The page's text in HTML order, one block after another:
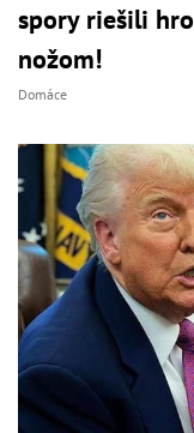
spory riešili
nožom!
Domáce